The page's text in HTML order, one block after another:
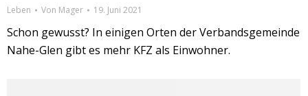
Leben Von Mager 19. Juni 2021
Schon gewusst? In einigen Orten der Verbandsgemeinde
Nahe-Glen gibt es mehr KFZ als Einwohner.